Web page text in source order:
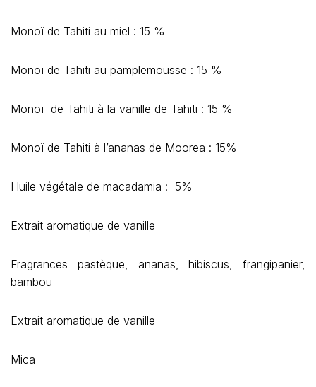
Monoï de Tahiti au miel : 15 %
Monoï de Tahiti au pamplemousse : 15 %
Monoï de Tahiti à la vanille de Tahiti : 15 %
Monoï de Tahiti à l’ananas de Moorea : 15%
Huile végétale de macadamia : 5%
Extrait aromatique de vanille
Fragrances pastèque, ananas, hibiscus, frangipanier,
bambou
Extrait aromatique de vanille
Mica